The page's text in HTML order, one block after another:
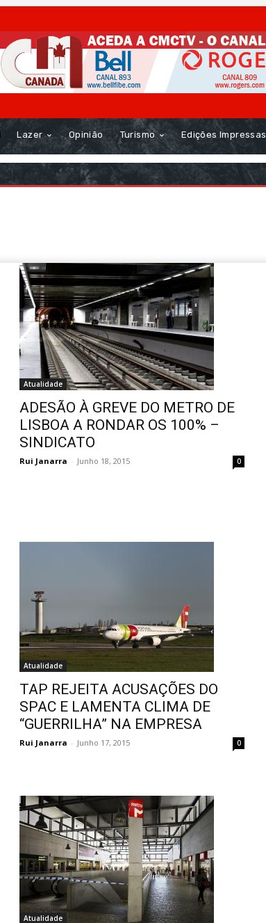
Lazer Opinião Turismo Edições Impressas
Atualidade
ADESÃO À GREVE DO METRO DE
LISBOA A RONDAR OS 100% –
SINDICATO
Rui Janarra - Junho 18, 2015 0
Atualidade
TAP REJEITA ACUSAÇÕES DO
SPAC E LAMENTA CLIMA DE
“GUERRILHA” NA EMPRESA
Rui Janarra - Junho 17, 2015 0
Atualidade